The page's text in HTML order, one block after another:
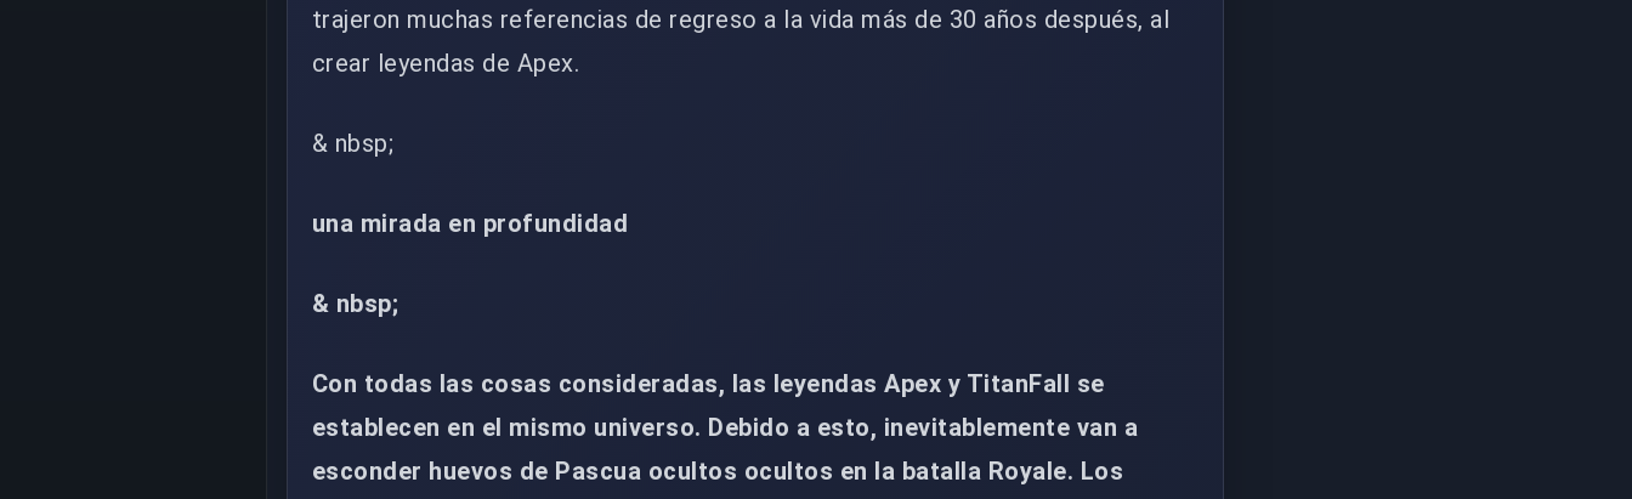
trajeron muchas referencias de regreso a la vida más de 30 años después, al
crear leyendas de Apex.
& nbsp;
una mirada en profundidad
& nbsp;
Con todas las cosas consideradas, las leyendas Apex y TitanFall se
establecen en el mismo universo. Debido a esto, inevitablemente van a
esconder huevos de Pascua ocultos ocultos en la batalla Royale. Los